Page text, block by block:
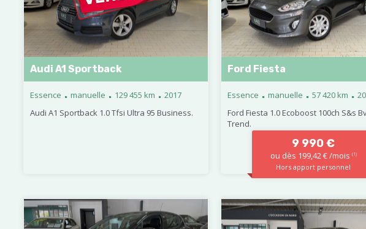
Audi A1 Sportback
Essence . manuelle . 129 455 km . 2017
Audi A1 Sportback 1.0 Tfsi Ultra 95 Business.
Ford Fiesta
Essence . manuelle . 57 420 km .
Ford Fiesta 1.0 Ecoboost 100ch S&s
Trend.
9 990 €
ou dès 199,42 € /mois (1)
Hors apport personnel